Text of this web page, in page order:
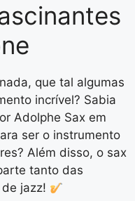
que tal algumas
incrível? Sabia
Adolphe Sax em
ser o instrumento
Além disso, o sax
tanto das
jazz!